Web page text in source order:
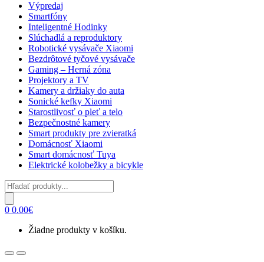
Výpredaj
Smartfóny
Inteligentné Hodinky
Slúchadlá a reproduktory
Robotické vysávače Xiaomi
Bezdrôtové tyčové vysávače
Gaming – Herná zóna
Projektory a TV
Kamery a držiaky do auta
Sonické kefky Xiaomi
Starostlivosť o pleť a telo
Bezpečnostné kamery
Smart produkty pre zvieratká
Domácnosť Xiaomi
Smart domácnosť Tuya
Elektrické kolobežky a bicykle
Products
search
0 0.00€
Žiadne produkty v košíku.
OpenClose